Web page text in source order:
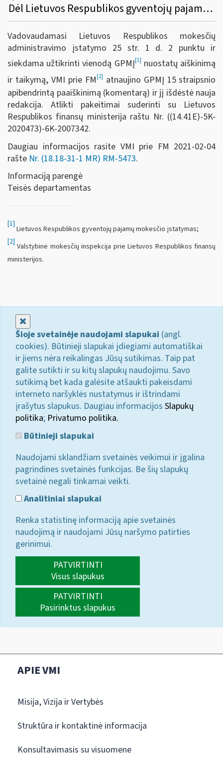
Dėl Lietuvos Respublikos gyventojų pajamų mokesčio įstatymo 15 straipsnio apibendrinto paaiškinimo (komentaro) naujos redakcijos
Vadovaudamasi Lietuvos Respublikos mokesčių
administravimo įstatymo 25 str. 1 d. 2 punktu ir
siekdama užtikrinti vienodą GPMĮ[1] nuostatų aiškinimą
ir taikymą, VMI prie FM [2] atnaujino GPMĮ 15 straipsnio
apibendrintą paaiškinimą (komentarą) ir jį išdėstė nauja
redakcija. Atlikti pakeitimai suderinti su Lietuvos
Respublikos finansų ministerija raštu Nr. ((14.41E)-5K-
2020473)-6K-2007342.
Daugiau informacijos rasite VMI prie FM 2021-02-04
rašte Nr. (18.18-31-1 MR) RM-5473.
Informaciją parengė
Teisės departamentas
[1]
Lietuvos Respublikos gyventojų pajamų mokesčio įstatymas;
[2]
Valstybinė mokesčių inspekcija prie Lietuvos Respublikos finansų
ministerijos.
Šioje svetainėje naudojami slapukai (angl.
cookies). Būtinieji slapukai įdiegiami automatiškai
ir jiems nėra reikalingas Jūsų sutikimas. Taip pat
galite sutikti ir su kitų slapukų naudojimu. Savo
sutikimą bet kada galėsite atšaukti pakeisdami
interneto naršyklės nustatymus ir ištrindami
įrašytus slapukus. Daugiau informacijos Slapukų
politika; Privatumo politika.
Būtinieji slapukai
Naudojami sklandžiam svetainės veikimui ir įgalina
pagrindines svetainės funkcijas. Be šių slapukų
svetainė negali tinkamai veikti.
Analitiniai slapukai
Renka statistinę informaciją apie svetainės
naudojimą ir naudojami Jūsų naršymo patirties
gerinimui.
PATVIRTINTI
Visus slapukus
PATVIRTINTI
Pasirinktus slapukus
APIE VMI
Misija, Vizija ir Vertybės
Struktūra ir kontaktinė informacija
Konsultavimasis su visuomene